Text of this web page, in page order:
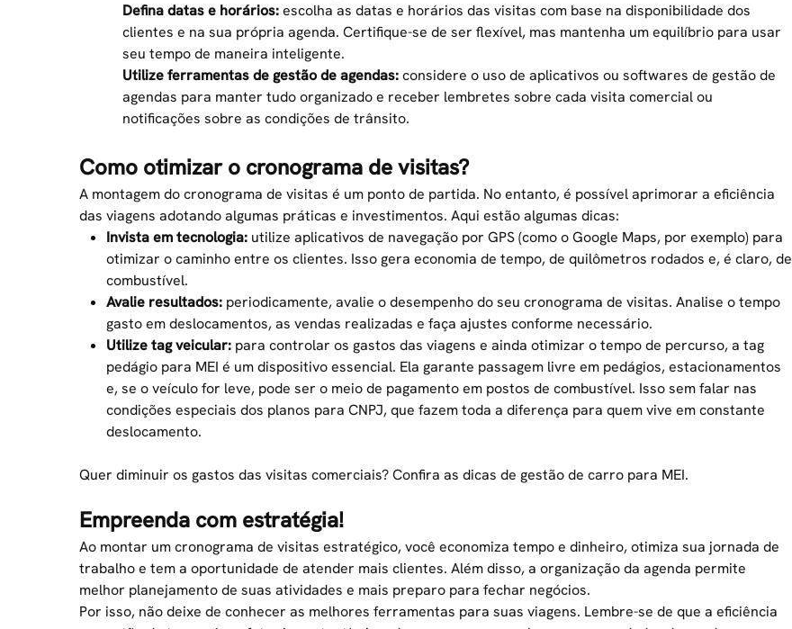
Defina datas e horários:escolha as datas e horários das visitas com base na disponibilidade dos
clientes e na sua própria agenda. Certifique-se de ser flexível, mas mantenha um equilíbrio para usar
seu tempo de maneira inteligente.
Utilize ferramentas de gestão de agendas:considere o uso de aplicativos ou softwares de gestão de
agendas para manter tudo organizado e receber lembretes sobre cada visita comercialou
notificações sobre as condições de trânsito.
Como otimizar o cronograma de visitas?
A montagem do cronograma de visitas é um ponto de partida. No entanto, é possível aprimorar a eficiência
das viagens adotando algumas práticas e investimentos. Aqui estão algumas dicas:
Invista em tecnologia: utilize aplicativos de navegação por GPS (como o Google Maps, por exemplo) para
otimizar o caminho entre os clientes. Isso gera economia de tempo, de quilômetros rodados e, é claro, de
combustível.
Avalie resultados: periodicamente, avalie o desempenho do seu cronograma de visitas. Analise o tempo
gasto em deslocamentos, as vendas realizadas e faça ajustes conforme necessário.
Utilize tag veicular: para controlar os gastos das viagens e ainda otimizar o tempo de percurso, a tag
pedágio para MEI é um dispositivo essencial. Ela garante passagem livre em pedágios, estacionamentos
e, se o veículo for leve, pode ser o meio de pagamento em postos de combustível. Isso sem falar nas
condições especiais dos planos para CNPJ, que fazem toda a diferença para quem vive em constante
deslocamento.
Quer diminuir os gastos das visitas comerciais? Confira as dicas de gestão de carro para MEI.
Empreenda com estratégia!
Ao montar um cronograma de visitas estratégico, você economiza tempo e dinheiro, otimiza sua jornada de
trabalho e tem a oportunidade de atender mais clientes. Além disso, a organização da agenda permite
melhor planejamento de suas atividades e mais preparo para fechar negócios.
Por isso, não deixe de conhecer as melhores ferramentas para suas viagens. Lembre-se de que a eficiência